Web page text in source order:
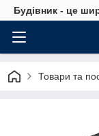
Будівник - це
Товари та